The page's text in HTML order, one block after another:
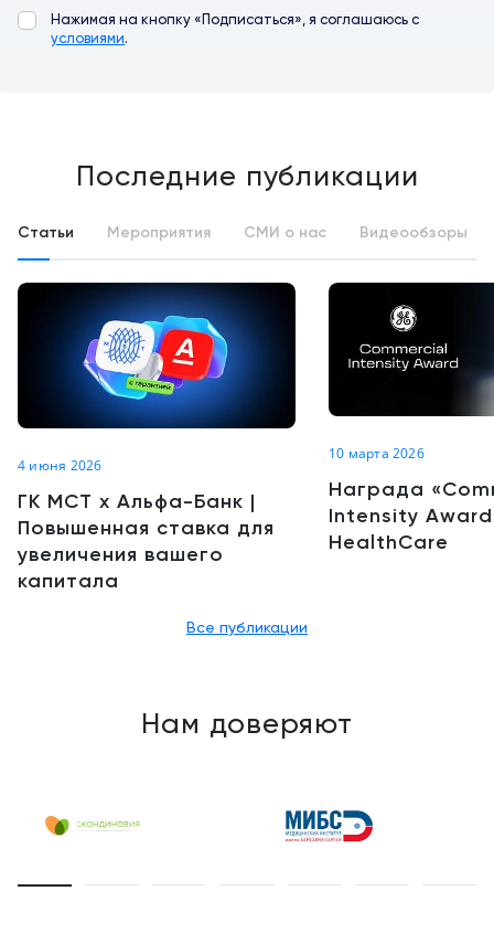
Нажимая на кнопку «Подписаться», я соглашаюсь с
условиями.
Последние публикации
Статьи Мероприятия СМИ о нас Видеообзоры
4 июня 2026
ГК МСТ х Альфа-Банк |
Повышенная ставка для
увеличения вашего
капитала
10 марта 2026
Награда
Intensity
HealthCare
Все публикации
Нам доверяют